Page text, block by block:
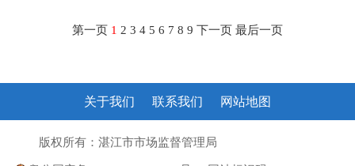
第一页 1 2 3 4 5 6 7 8 9 下一页 最后一页
关于我们 联系我们 网站地图
版权所有：湛江市市场监督管理局